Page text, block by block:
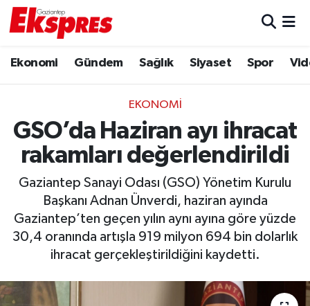
Ekonomi Gündem Sağlık Siyaset Spor
EKONOMI
GSO’da Haziran ayı ihracat
rakamları değerlendirildi
Gaziantep Sanayi Odası (GSO) Yönetim Kurulu
Başkanı Adnan Ünverdi, haziran ayında
Gaziantep’ten geçen yılın aynı ayına göre yüzde
30,4 oranında artışla 919 milyon 694 bin dolarlık
ihracat gerçekleştirildiğini kaydetti.
Ekonomi
Gaziantep son dakika
Genel
Gündem
Haberler
Kültür Sanat
Magazin
Trafik Durumu
Puan Durumu ve Fikstür
Tüm Manşetler
Son Dakika Haberleri
Haber Arşivi